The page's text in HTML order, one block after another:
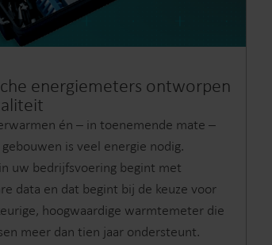
Productcentrum
informatie over al onze
innovatieve oplossingen in
het productcentrum.
energiemeters ontworpen
én – in toenemende mate –
is veel energie nodig.
uw bedrijfsvoering begint met
data en dat begint bij de keuze voor
hoogwaardige warmtemeter die
meer dan tien jaar ondersteunt.